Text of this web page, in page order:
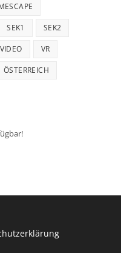
SEK1 SEK2
VIDEO VR
ÖSTERREICH